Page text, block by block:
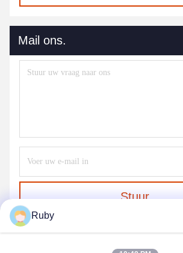
Mail ons.
Stuur
Ruby